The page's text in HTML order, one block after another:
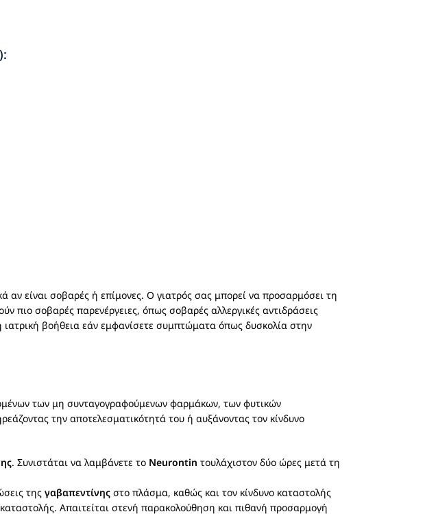
αν είναι σοβαρές ή επίμονες. Ο γιατρός σας μπορεί να προσαρμόσει τη
πιο σοβαρές παρενέργειες, όπως σοβαρές αλλεργικές αντιδράσεις
βοήθεια εάν εμφανίσετε συμπτώματα όπως δυσκολία στην
των μη συνταγογραφούμενων φαρμάκων, των φυτικών
την αποτελεσματικότητά του ή αυξάνοντας τον κίνδυνο
. Συνιστάται να λαμβάνετε το Neurontin τουλάχιστον δύο ώρες μετά τη
της γαβαπεντίνης στο πλάσμα, καθώς και τον κίνδυνο καταστολής
Απαιτείται στενή παρακολούθηση και πιθανή προσαρμογή